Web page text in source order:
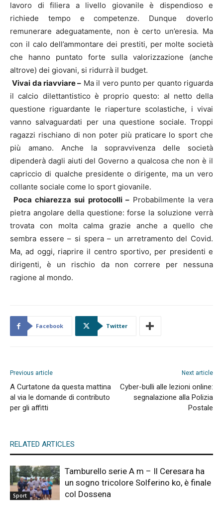
lavoro di filiera a livello giovanile è dispendioso e
richiede tempo e competenze. Dunque doverlo
remunerare adeguatamente, non è certo un’eresia. Ma
con il calo dell’ammontare dei prestiti, per molte società
che hanno puntato forte sulla valorizzazione (anche
altrove) dei giovani, si ridurrà il budget.
Vivai da riavviare – Ma il vero punto per quanto riguarda
il calcio dilettantistico è proprio questo: al netto della
questione riguardante le riaperture scolastiche, i vivai
vanno salvaguardati per una questione sociale. Troppi
ragazzi rischiano di non poter più praticare lo sport che
più amano. Anche la sopravvivenza delle società
dipenderà dagli aiuti del Governo a qualcosa che non è il
capriccio di qualche presidente o dirigente, ma un vero
collante sociale come lo sport giovanile.
Poca chiarezza sui protocolli –Probabilmente la vera
pietra angolare della questione: forse la soluzione verrà
trovata con molta calma grazie anche a quello che
sembra essere – si spera – un arretramento del Covid.
Ma, ad oggi, riaprire il centro sportivo, per presidenti e
dirigenti, è un rischio da non correre per nessuna
ragione al mondo.
Facebook Twitter
Previous article
A Curtatone da questa mattina
al via le domande di contributo
per gli affitti
Next article
Cyber-bulli alle lezioni online:
segnalazione alla Polizia
Postale
RELATED ARTICLES
Sport
Tamburello serie A m – Il Ceresara ha
un sogno tricolore Solferino ko, è finale
col Dossena